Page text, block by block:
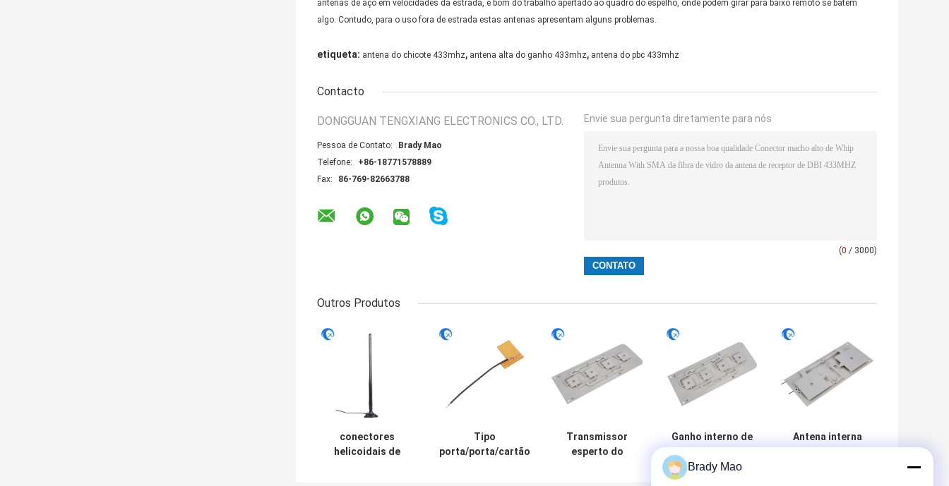
antenas de aço em velocidades da estrada, e bom do trabalho apertado ao quadro do espelho, onde podem girar para baixo remoto se batem
algo. Contudo, para o uso fora de estrada estas antenas apresentam alguns problemas.
etiqueta: antena do chicote 433mhz, antena alta do ganho 433mhz, antena do pbc 433mhz
Contacto
DONGGUAN TENGXIANG ELECTRONICS CO., LTD.
Pessoa de Contato:
Brady Mao
Telefone:
+86-18771578889
Fax:
86-769-82663788
Envie sua pergunta diretamente para nós
(0 / 3000)
Outros Produtos
conectores
helicoidais de
Tipo
porta/porta/cartão
Transmissor
esperto do
Ganho interno de
do metal do ferro
da antena de
Antena interna
Brady Mao